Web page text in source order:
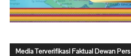
Media Terverifikasi Faktual Dewan Pers